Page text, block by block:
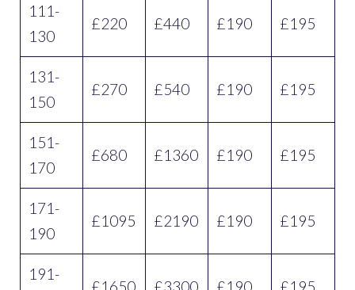
111-
130
£220 £440 £190 £195
131-
150
£270 £540 £190 £195
151-
170
£680 £1360 £190 £195
171-
190
£1095 £2190 £190 £195
191-
£1650 £3300 £190 £195